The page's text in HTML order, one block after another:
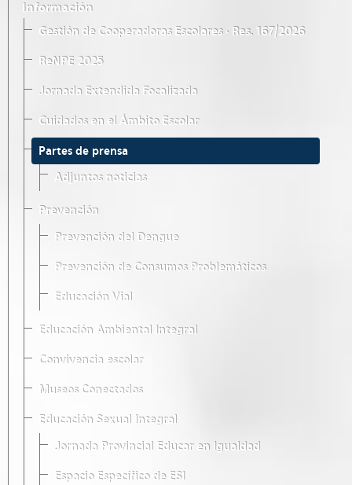
Información
Gestión de Cooperadoras Escolares · Res. 167/2026
ReNPE 2025
Jornada Extendida Focalizada
Cuidados en el Ámbito Escolar
Partes de prensa
Adjuntos noticias
Prevención
Prevención del Dengue
Prevención de Consumos Problemáticos
Educación Vial
Educación Ambiental Integral
Convivencia escolar
Museos Conectados
Educación Sexual Integral
Jornada Provincial Educar en Igualdad
Espacio Específico de ESI